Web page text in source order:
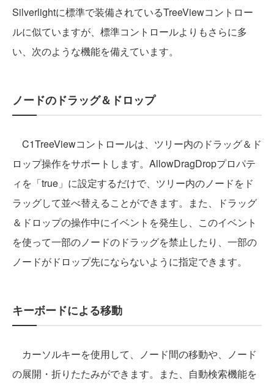
Silverlightに標準で装備されているTreeViewコントロー
ルに似ていますが、標準コントロールよりもさらに多
い、次のような機能を備えています。
ノードのドラッグ＆ドロップ
C1TreeViewコントロールは、ツリー内のドラッグ＆ド
ロップ操作をサポートします。AllowDragDropプロパテ
ィを「true」に設定するだけで、ツリー内のノードをド
ラッグして並べ替えることができます。また、ドラッグ
＆ドロップの操作中にイベントを発生し、このイベント
を使って一部のノードのドラッグを禁止したり、一部の
ノードがドロップ先にならないように指定できます。
キーボードによる移動
カーソルキーを使用して、ノード間の移動や、ノード
の展開・折りたたみができます。また、自動検索機能を